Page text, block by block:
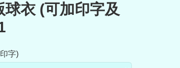
衣 (可加印字及
字)